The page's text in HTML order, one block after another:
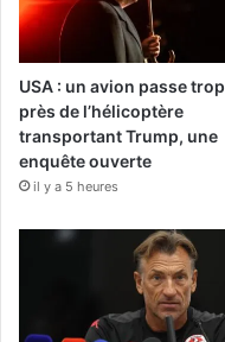
USA : un avion passe trop
près de l’hélicoptère
transportant Trump, une
enquête ouverte
il y a 5 heures